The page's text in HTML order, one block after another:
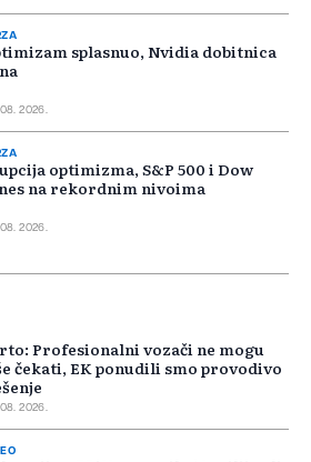
splasnuo, Nvidia dobitnica
2026.
optimizma, S&P 500 i Dow
na rekordnim nivoima
2026.
Profesionalni vozači ne mogu
čekati, EK ponudili smo provodivo
2026.